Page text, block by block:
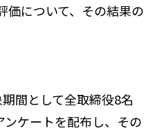
価について、その結果の
間として全取締役8名
ケートを配布し、その